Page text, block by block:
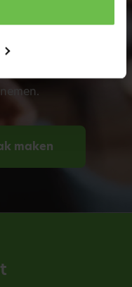
met één van
probleem!
maken